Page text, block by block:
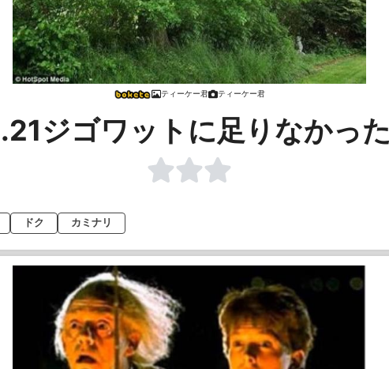
ティーケー君 ティーケー君
ジゴワットに足りなかった
ドク カミナリ